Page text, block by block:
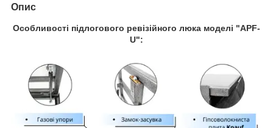
Опис
Особливості підлогового ревізійного люка моделі "APF-
U":